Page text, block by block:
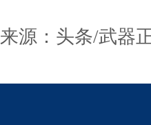
来源：头条/武器